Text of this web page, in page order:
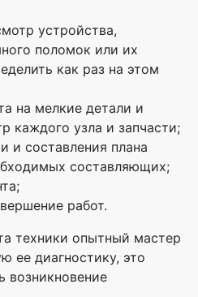
устройства,
поломок или их
как раз на этом
на мелкие детали и
каждого узла и запчасти;
и составления плана
составляющих;
работ.
техники опытный мастер
ее диагностику, это
возникновение